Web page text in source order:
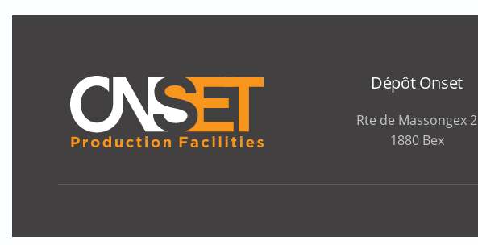
Dépôt Onset
Rte de Massongex 2
1880 Bex